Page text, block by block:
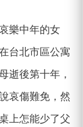
樂中年的女
台北市區公寓
逝後第十年，
哀傷難免，然
上怎能少了父